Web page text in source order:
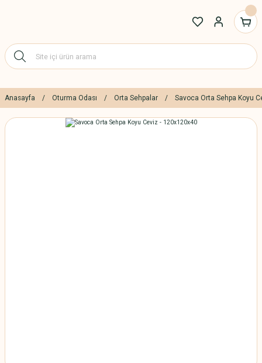
Anasayfa Oturma Odası Orta Sehpalar Savoca Orta Sehpa Koyu